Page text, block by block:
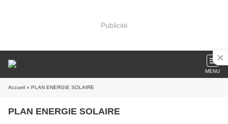
Publicité
MENU
Accueil » PLAN ENERGIE SOLAIRE
PLAN ENERGIE SOLAIRE